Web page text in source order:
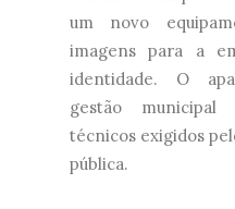
um novo
imagens para a
identidade. O
gestão municipal
técnicos exigidos
pública.